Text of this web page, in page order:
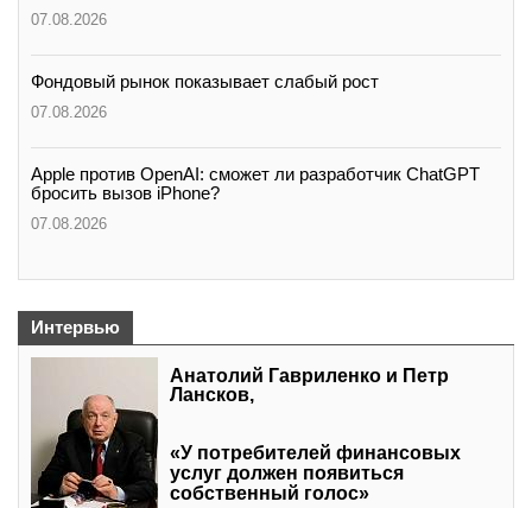
07.08.2026
Фондовый рынок показывает слабый рост
07.08.2026
Apple против OpenAI: сможет ли разработчик ChatGPT
бросить вызов iPhone?
07.08.2026
Интервью
Анатолий Гавриленко и Петр
Лансков,
«У потребителей финансовых
услуг должен появиться
собственный голос»